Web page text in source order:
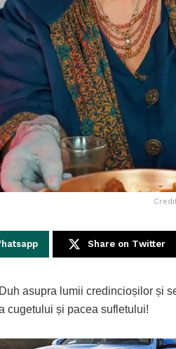
Share on Twitter
asupra lumii credincioșilor și
cugetului și pacea sufletului!